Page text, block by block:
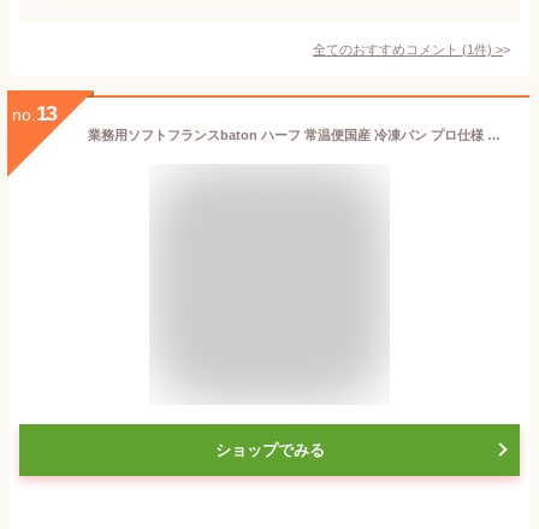
全てのおすすめコメント (1件) >
no. 13
業務用ソフトフランスbaton ハーフ 常温便国産 冷凍パン プロ仕様 業務用 工場直送 手作り バインミー（ベトナム風サンドイッチ） 送料無料 フランスパン サンドイッチ ラスク ホットドッグ コッペパン サンドイッチ パニーニ ホットサンド
ショップでみる